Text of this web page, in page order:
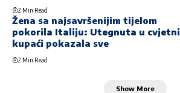
2 Min Read
Žena sa najsavršenijim tijelom
pokorila Italiju: Utegnuta u cvjetni
kupaći pokazala sve
2 Min Read
Show More